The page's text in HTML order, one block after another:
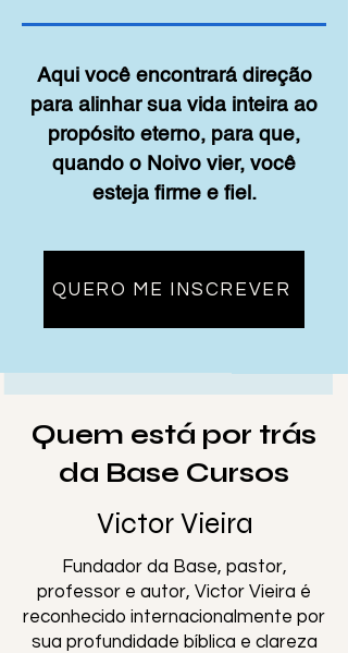
Aqui você encontrará direção
para alinhar sua vida inteira ao
propósito eterno, para que,
quando o Noivo vier, você
esteja firme e fiel.
QUERO ME INSCREVER
Quem está por trás
da Base Cursos
Victor Vieira
Fundador da Base, pastor,
professor e autor, Victor Vieira é
reconhecido internacionalmente por
sua profundidade bíblica e clareza